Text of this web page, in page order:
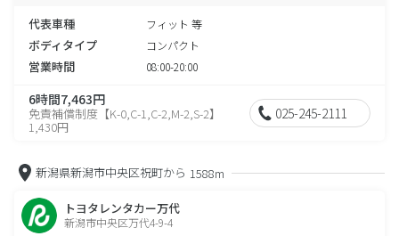
代表車種 フィット 等
ボディタイプ コンパクト
営業時間 08:00-20:00
6時間7,463円
免責補償制度【K-0,C-1,C-2,M-2,S-2】
1,430円
025-245-2111
新潟県新潟市中央区祝町から 1588m
トヨタレンタカー万代
新潟市中央区万代4-9-4